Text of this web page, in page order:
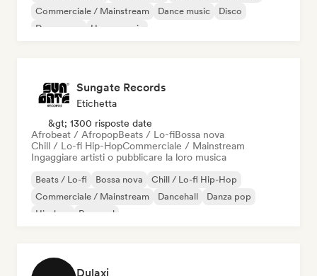
Commerciale / Mainstream
Dance music
Disco
Dream pop
House music
Sungate Records
Etichetta
&gt; 1300 risposte date
Afrobeat / AfropopBeats / Lo-fiBossa nova
Chill / Lo-fi Hip-HopCommerciale / Mainstream
Ingaggiare artisti o pubblicare la loro musica
Beats / Lo-fi Bossa nova
Chill / Lo-fi Hip-Hop
Commerciale / Mainstream
Dancehall
Danza pop
Hip-hop
Pop soul
Dulaxi